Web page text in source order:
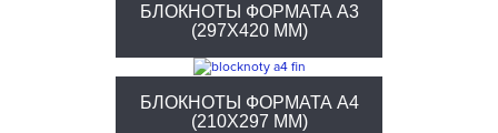
БЛОКНОТЫ ФОРМАТА А3
(297X420 ММ)
БЛОКНОТЫ ФОРМАТА А4
(210X297 ММ)